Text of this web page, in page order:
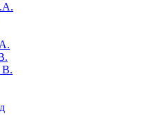
В.